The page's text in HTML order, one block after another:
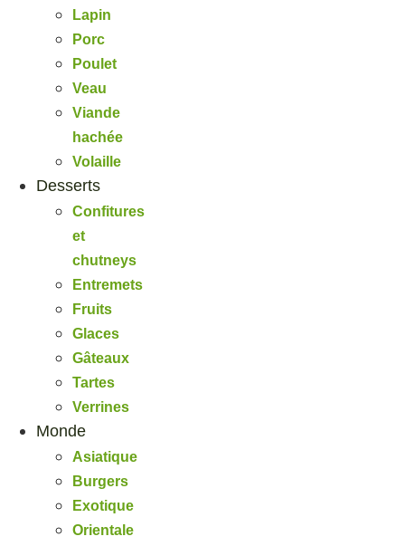
Lapin
Porc
Poulet
Veau
Viande
hachée
Volaille
Desserts
Confitures
et
chutneys
Entremets
Fruits
Glaces
Gâteaux
Tartes
Verrines
Monde
Asiatique
Burgers
Exotique
Orientale